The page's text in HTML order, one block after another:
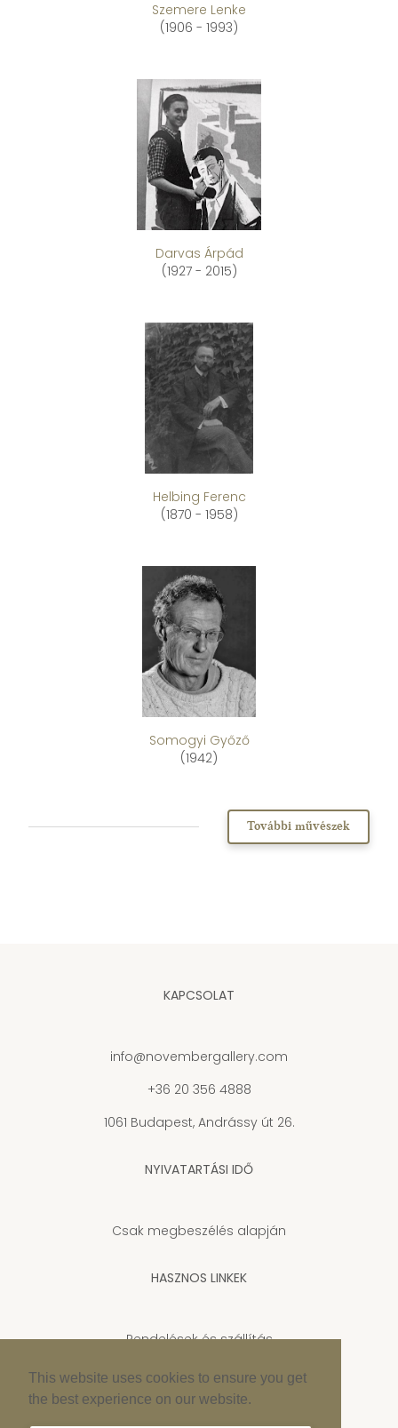
This website uses cookies to ensure you get
the best experience on our website.
Szemere Lenke
(1906 - 1993)
Darvas Árpád
(1927 - 2015)
Helbing Ferenc
(1870 - 1958)
Somogyi Győző
(1942)
További művészek
KAPCSOLAT
info@novembergallery.com
+36 20 356 4888
1061 Budapest, Andrássy út 26.
NYIVATARTÁSI IDŐ
Csak megbeszélés alapján
HASZNOS LINKEK
Rendelések és szállítás
Adatkezelési tájékoztató
Cookie szabályzat